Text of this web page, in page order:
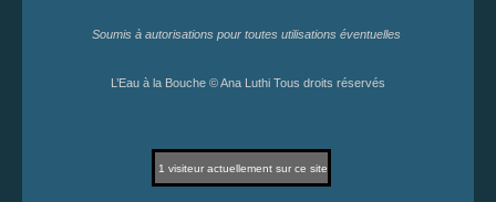
Soumis à autorisations pour toutes utilisations éventuelles
L’Eau à la Bouche © Ana Luthi Tous droits réservés
1 visiteur actuellement sur ce site